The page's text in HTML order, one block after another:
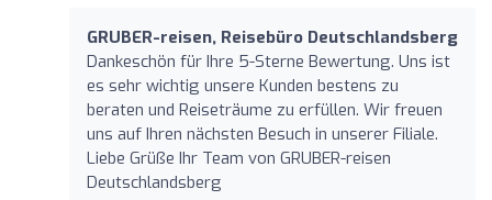
GRUBER-reisen, Reisebüro Deutschlandsberg
Dankeschön für Ihre 5-Sterne Bewertung. Uns ist
es sehr wichtig unsere Kunden bestens zu
beraten und Reiseträume zu erfüllen. Wir freuen
uns auf Ihren nächsten Besuch in unserer Filiale.
Liebe Grüße Ihr Team von GRUBER-reisen
Deutschlandsberg